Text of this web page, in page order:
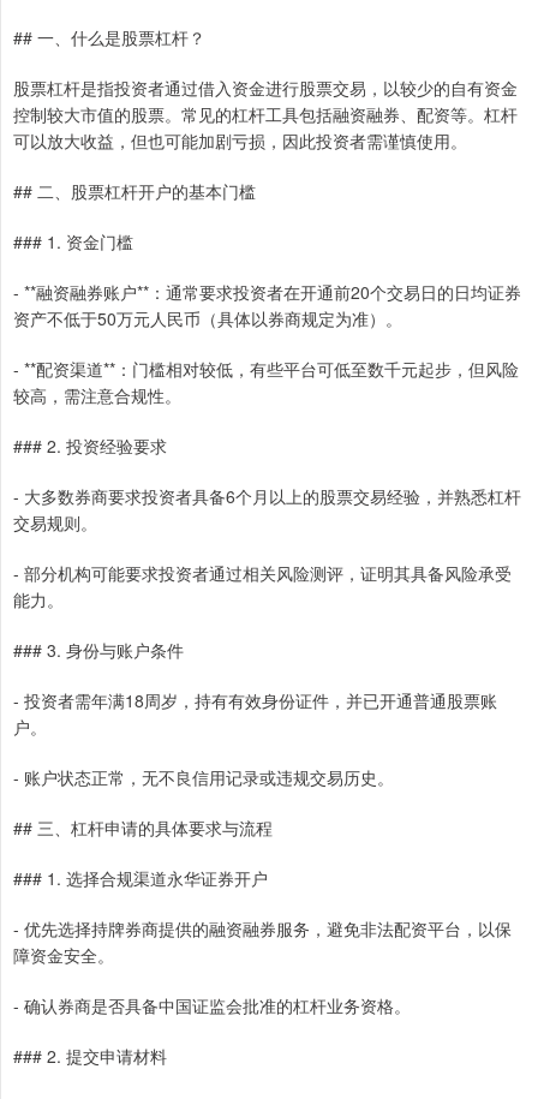
## 一、什么是股票杠杆？
股票杠杆是指投资者通过借入资金进行股票交易，以较少的自有资金
控制较大市值的股票。常见的杠杆工具包括融资融券、配资等。杠杆
可以放大收益，但也可能加剧亏损，因此投资者需谨慎使用。
## 二、股票杠杆开户的基本门槛
### 1. 资金门槛
- **融资融券账户**：通常要求投资者在开通前20个交易日的日均证券
资产不低于50万元人民币（具体以券商规定为准）。
- **配资渠道**：门槛相对较低，有些平台可低至数千元起步，但风险
较高，需注意合规性。
### 2. 投资经验要求
- 大多数券商要求投资者具备6个月以上的股票交易经验，并熟悉杠杆
交易规则。
- 部分机构可能要求投资者通过相关风险测评，证明其具备风险承受
能力。
### 3. 身份与账户条件
- 投资者需年满18周岁，持有有效身份证件，并已开通普通股票账
户。
- 账户状态正常，无不良信用记录或违规交易历史。
## 三、杠杆申请的具体要求与流程
### 1. 选择合规渠道永华证券开户
- 优先选择持牌券商提供的融资融券服务，避免非法配资平台，以保
障资金安全。
- 确认券商是否具备中国证监会批准的杠杆业务资格。
### 2. 提交申请材料